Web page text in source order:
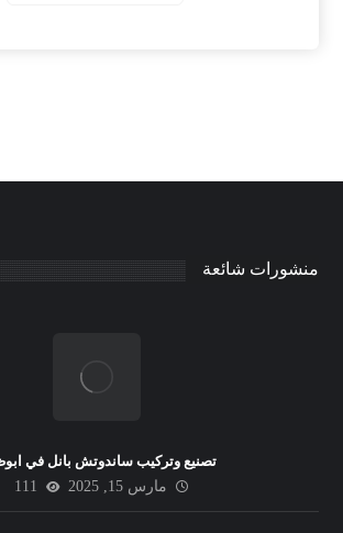
منشورات شائعة
تصنيع وتركيب ساندوتش بانل في
مارس 15, 2025
111